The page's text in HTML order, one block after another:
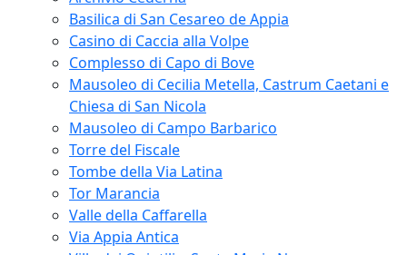
Basilica di San Cesareo de Appia
Casino di Caccia alla Volpe
Complesso di Capo di Bove
Mausoleo di Cecilia Metella, Castrum Caetani e
Chiesa di San Nicola
Mausoleo di Campo Barbarico
Torre del Fiscale
Tombe della Via Latina
Tor Marancia
Valle della Caffarella
Via Appia Antica